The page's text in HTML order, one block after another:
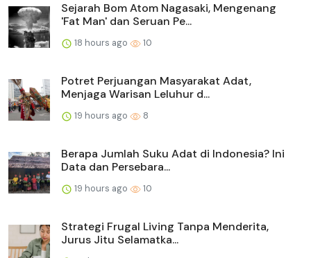
Sejarah Bom Atom Nagasaki, Mengenang
'Fat Man' dan Seruan Pe...
18 hours ago 10
Potret Perjuangan Masyarakat Adat,
Menjaga Warisan Leluhur d...
19 hours ago 8
Berapa Jumlah Suku Adat di Indonesia? Ini
Data dan Persebara...
19 hours ago 10
Strategi Frugal Living Tanpa Menderita,
Jurus Jitu Selamatka...